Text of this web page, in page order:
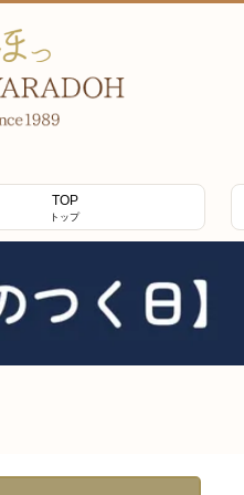
TOP
トップ